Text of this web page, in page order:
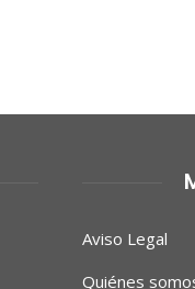
Aviso Legal
Quiénes